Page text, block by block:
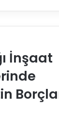
İnşaat